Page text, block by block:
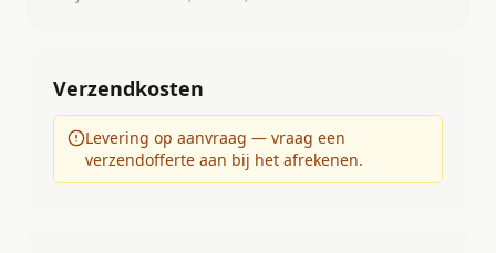
Verzendkosten
Levering op aanvraag — vraag een
verzendofferte aan bij het afrekenen.